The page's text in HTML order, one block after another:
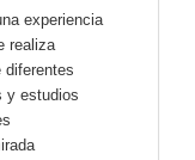
experiencia
realiza
diferentes
y estudios